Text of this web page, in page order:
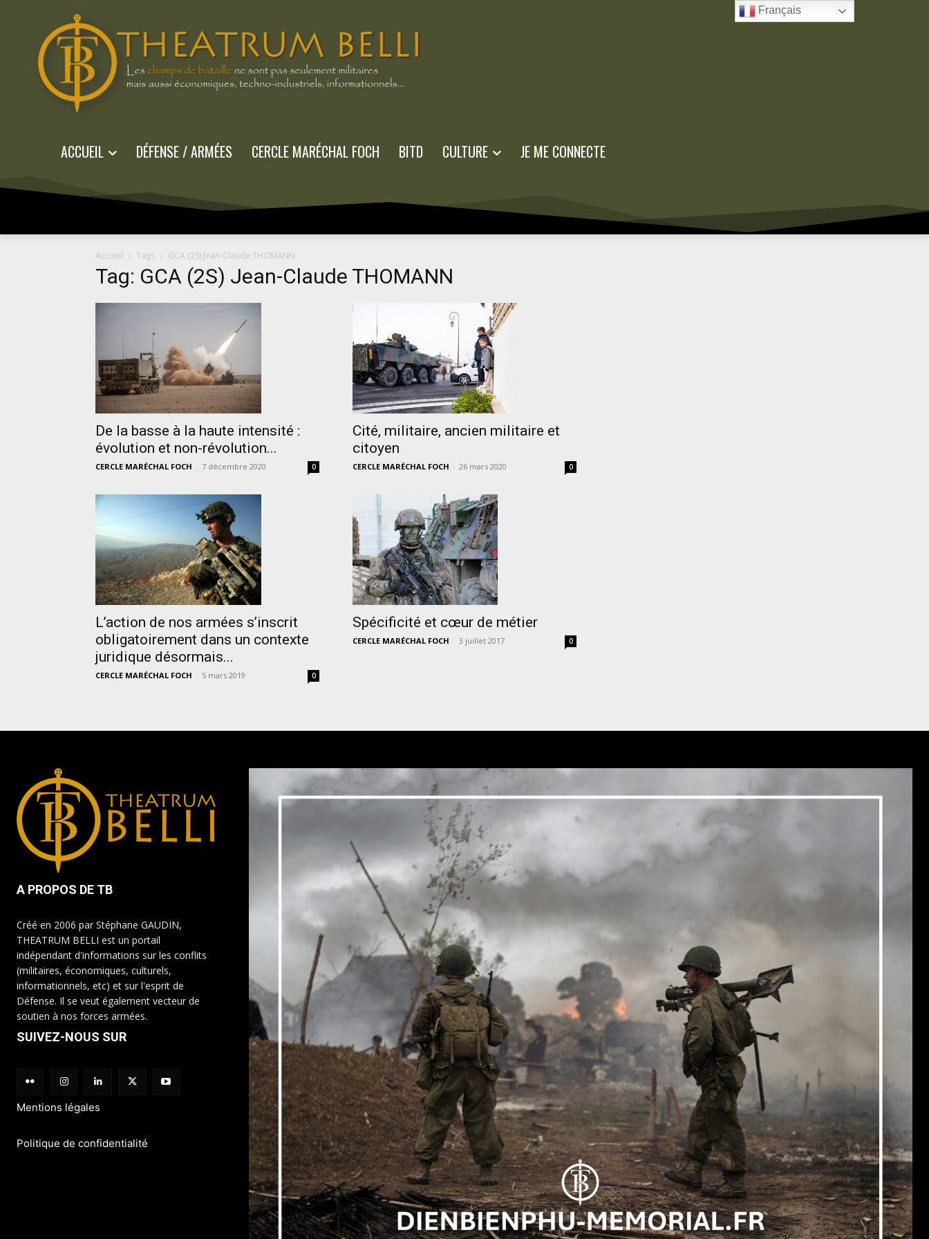
ACCUEIL DÉFENSE / ARMÉES CERCLE MARÉCHAL FOCH BITD CULTURE JE ME CONNECTE
Accueil Tags GCA (2S) Jean-Claude THOMANN
Tag: GCA (2S) Jean-Claude THOMANN
De la basse à la haute intensité :
évolution et non-révolution...
CERCLE MARÉCHAL FOCH - 7 décembre 2020 0
Cité, militaire, ancien militaire et
citoyen
CERCLE MARÉCHAL FOCH - 26 mars 2020 0
L’action de nos armées s’inscrit
obligatoirement dans un contexte
juridique désormais...
CERCLE MARÉCHAL FOCH - 5 mars 2019 0
Spécificité et cœur de métier
CERCLE MARÉCHAL FOCH - 3 juillet 2017 0
A PROPOS DE TB
Créé en 2006 par Stéphane GAUDIN,
THEATRUM BELLI est un portail
indépendant d'informations sur les conflits
(militaires, économiques, culturels,
informationnels, etc) et sur l'esprit de
Défense. Il se veut également vecteur de
soutien à nos forces armées.
SUIVEZ-NOUS SUR
Mentions légales
Politique de confidentialité
Français